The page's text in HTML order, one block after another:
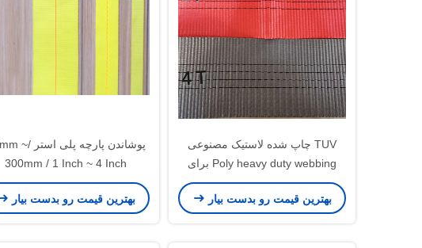
TUV چاپ شده لاستیک مصنوعی
Poly heavy duty webbing برای
کمربند
بهترین قیمت رو بدست بیار
300mm / 1 Inch ~ 4 Inch
بهترین قیمت رو بدست بیار